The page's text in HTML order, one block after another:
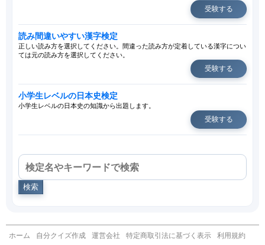
受験する
読み間違いやすい漢字検定
正しい読み方を選択してください。間違った読み方が定着している漢字につい
ては元の読み方を選択してください。
受験する
小学生レベルの日本史検定
小学生レベルの日本史の知識から出題します。
受験する
検索
ホーム 自分クイズ作成 運営会社 特定商取引法に基づく表示 利用規約